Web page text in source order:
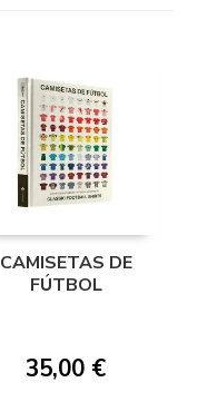
CAMISETAS DE
FÚTBOL
35,00 €